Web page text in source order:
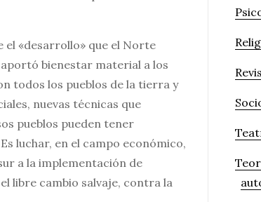
«desarrollo» que el Norte
bienestar material a los
todos los pueblos de la tierra y
nuevas técnicas que
pueblos pueden tener
luchar, en el campo económico,
a la implementación de
libre cambio salvaje, contra la